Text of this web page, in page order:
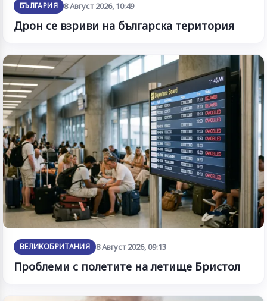
БЪЛГАРИЯ 8 Август 2026, 10:49
Дрон се взриви на българска територия
ВЕЛИКОБРИТАНИЯ 8 Август 2026, 09:13
Проблеми с полетите на летище Бристол